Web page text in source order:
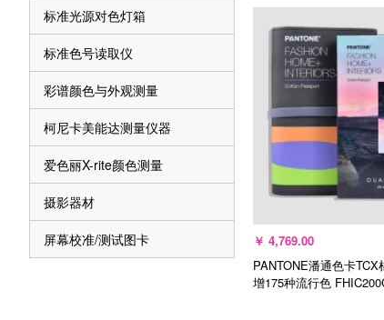
标准光源对色灯箱
标准色号读取仪
彩谱颜色与外观测量
柯尼卡美能达测量仪器
爱色丽X-rite颜色测量
摄影器材
屏幕校准/测试图卡
加入购物
￥ 4,769.00
PANTONE潘通色卡
增175种流行色